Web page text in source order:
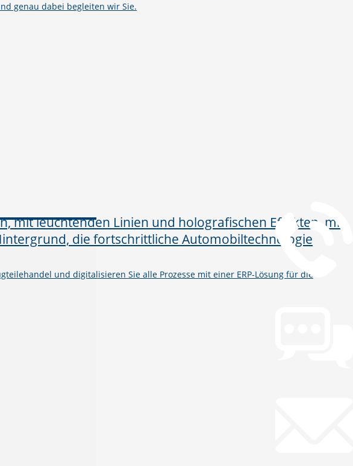
und digitalisieren Sie alle Prozesse mit einer ERP-Lösung für die
genau dabei begleiten wir Sie.